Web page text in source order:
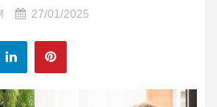
27/01/2025